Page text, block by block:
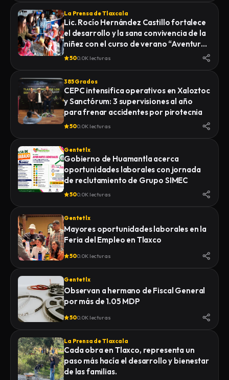
La Prensa de Tlaxcala
Lic. Rocío Hernández Castillo fortalece
el desarrollo y la sana convivencia de la
niñez con el curso de verano “Aventuras
Diferentes”.
500.0K lecturas
385 Grados
CEPC intensifica operativos en Xaloztoc
y Sanctórum: 3 supervisiones al año
para frenar accidentes por pirotecnia
500.0K lecturas
Gentetlx
Gobierno de Huamantla acerca
oportunidades laborales con jornada
de reclutamiento de Grupo SIMEC
500.0K lecturas
Gentetlx
Mayores oportunidades laborales en la
Feria del Empleo en Tlaxco
500.0K lecturas
Gentetlx
Observan a hermano de Fiscal General
por más de 1.05 MDP
500.0K lecturas
La Prensa de Tlaxcala
Cada obra en Tlaxco, representa un
paso más hacía el desarrollo y bienestar
de las familias.